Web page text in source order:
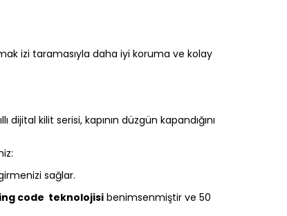
izi taramasıyla daha iyi koruma ve kolay
kilit serisi, kapının düzgün kapandığını
sağlar.
code teknolojisi benimsenmiştir ve 50